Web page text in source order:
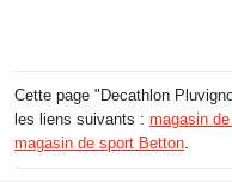
Cette page "Decathlon
les liens suivants : magasin
magasin de sport Betton